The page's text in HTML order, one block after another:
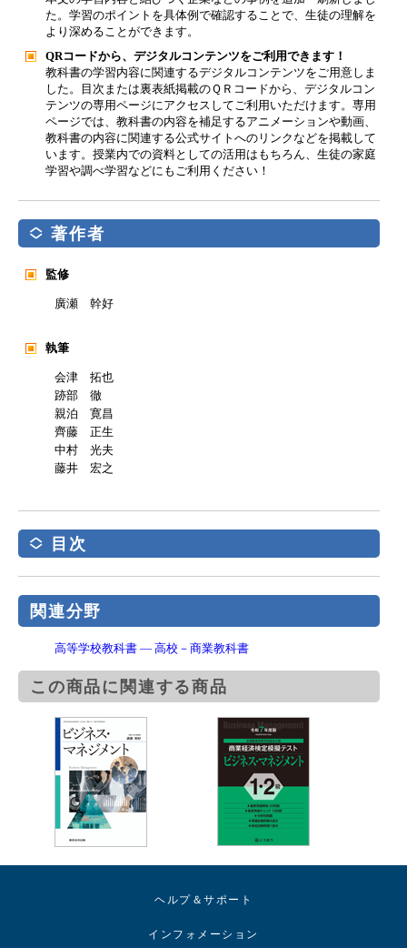
た。学習のポイントを具体例で確認することで、生徒の理解を
より深めることができます。
QRコードから、デジタルコンテンツをご利用できます！
教科書の学習内容に関連するデジタルコンテンツをご用意しま
した。目次または裏表紙掲載のＱＲコードから、デジタルコン
テンツの専用ページにアクセスしてご利用いただけます。専用
ページでは、教科書の内容を補足するアニメーションや動画、
教科書の内容に関連する公式サイトへのリンクなどを掲載して
います。授業内での資料としての活用はもちろん、生徒の家庭
学習や調べ学習などにもご利用ください！
著作者
監修
廣瀬 幹好
執筆
会津 拓也
跡部 徹
親泊 寛昌
齊藤 正生
中村 光夫
藤井 宏之
目次
関連分野
高等学校教科書 ― 高校－商業教科書
この商品に関連する商品
ヘルプ＆サポート
インフォメーション